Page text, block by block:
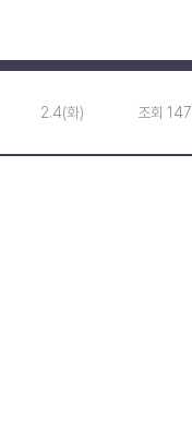
2.4(화) 조회 147